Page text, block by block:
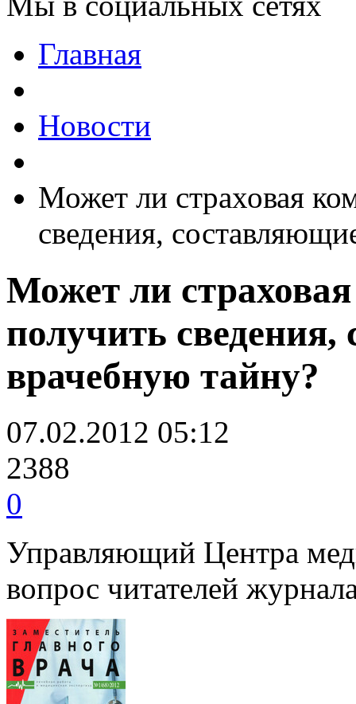
Главная
Новости
Может ли страховая
сведения,
Может ли
получить
врачебную тайну?
07.02.2012 05:12
2388
0
Управляющий Центра
вопрос читателей